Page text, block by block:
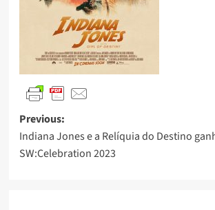
Previous:
Indiana Jones e a Relíquia do Destino
SW:Celebration 2023